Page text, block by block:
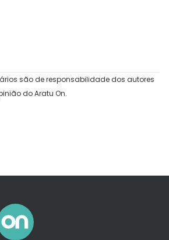
são de responsabilidade dos autores
do Aratu On.